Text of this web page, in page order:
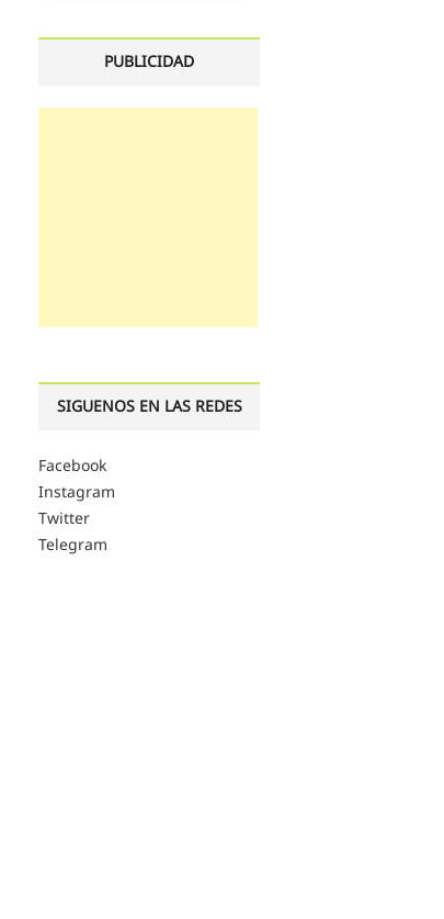
PUBLICIDAD
SIGUENOS EN LAS REDES
Facebook
Instagram
Twitter
Telegram